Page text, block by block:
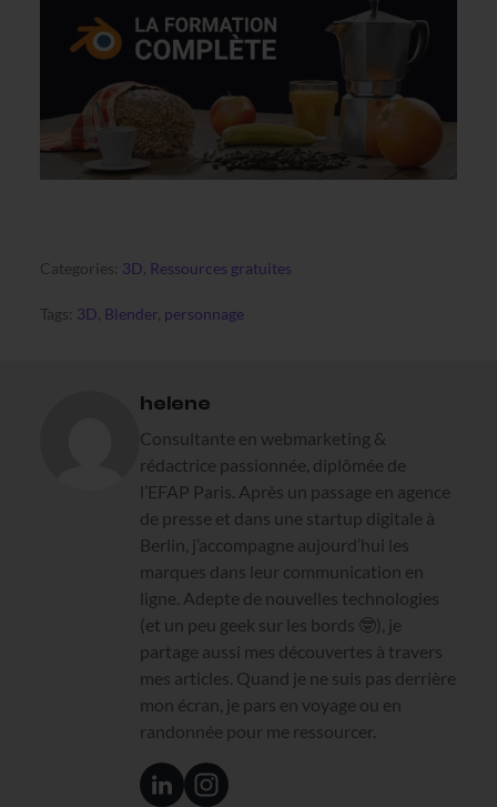
Categories: 3D, Ressources gratuites
Tags: 3D Blender, personnage
helene
Consultante en webmarketing &
rédactrice passionnée, diplômée de
l’EFAP Paris. Après un passage en agence
de presse et dans une startup digitale à
Berlin, j’accompagne aujourd’hui les
marques dans leur communication en
ligne. Adepte de nouvelles technologies
(et un peu geek sur les bords 🤓), je
partage aussi mes découvertes à travers
mes articles. Quand je ne suis pas derrière
mon écran, je pars en voyage ou en
randonnée pour me ressourcer.